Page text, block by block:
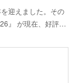
迎えました。その
』 が現在、好評…